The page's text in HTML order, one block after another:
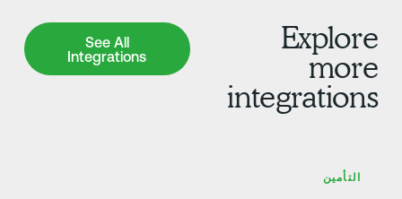
See All
Integrations
See All Integrations
التأمين